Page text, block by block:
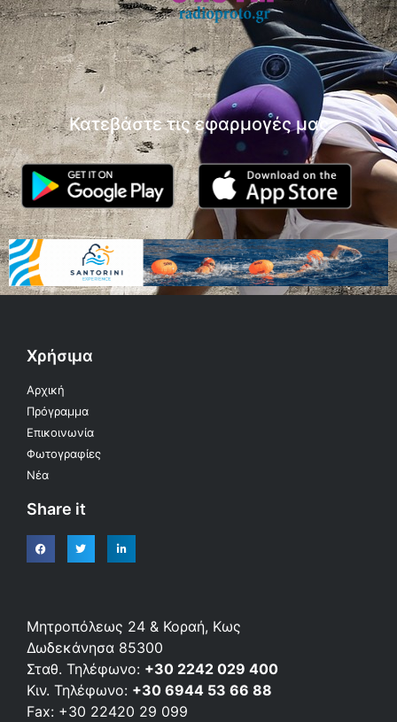
Κατεβάστε τις εφαρμογές μας
Χρήσιμα
Αρχική
Πρόγραμμα
Επικοινωνία
Φωτογραφίες
Νέα
Share it
Μητροπόλεως 24 & Κοραή, Κως
Δωδεκάνησα 85300
Σταθ. Τηλέφωνο: +30 2242 029 400
Κιν. Τηλέφωνο: +30 6944 53 66 88
Fax: +30 22420 29 099